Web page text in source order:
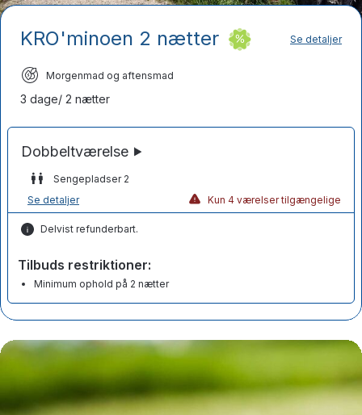
KRO'minoen 2 nætter Se detaljer
Morgenmad og aftensmad
3 dage/ 2 nætter
Sengepladser 2
Se detaljer
Kun 4 værelser tilgængelige
Delvist refunderbart.
Tilbuds restriktioner:
Minimum ophold på 2 nætter